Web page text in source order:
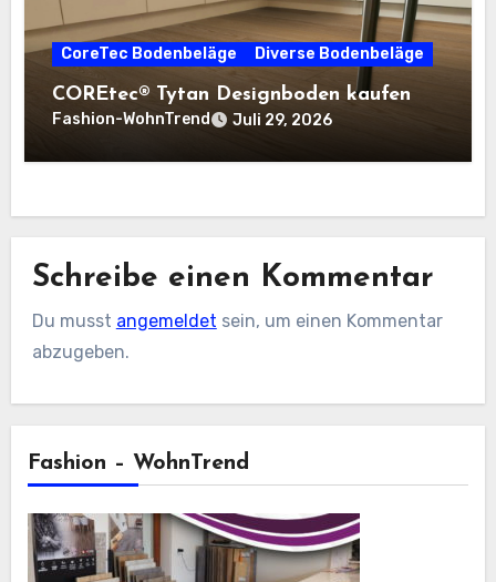
CoreTec Bodenbeläge Diverse Bodenbeläge
COREtec® Tytan Designboden kaufen
Fashion-WohnTrend Juli 29, 2026
Schreibe einen Kommentar
Du musst angemeldet sein, um einen Kommentar
abzugeben.
Fashion – WohnTrend